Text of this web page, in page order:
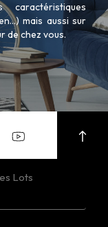
mais aussi sur
de chez vous.
Lots